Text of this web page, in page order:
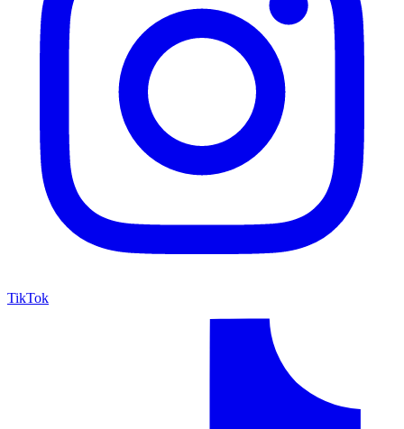
TikTok